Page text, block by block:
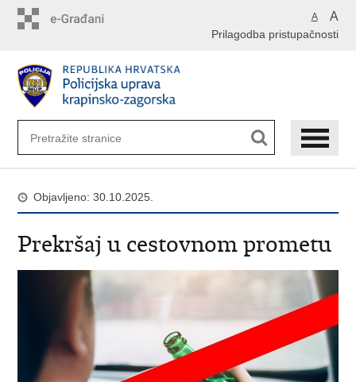
A A
Prilagodba pristupačnosti
Objavljeno: 30.10.2025.
Prekršaj u cestovnom prometu